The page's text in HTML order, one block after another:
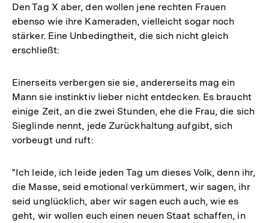
Den Tag X aber, den wollen jene rechten Frauen
ebenso wie ihre Kameraden, vielleicht sogar noch
stärker. Eine Unbedingtheit, die sich nicht gleich
erschließt:
Einerseits verbergen sie sie, andererseits mag ein
Mann sie instinktiv lieber nicht entdecken. Es braucht
einige Zeit, an die zwei Stunden, ehe die Frau, die sich
Sieglinde nennt, jede Zurückhaltung aufgibt, sich
vorbeugt und ruft:
"Ich leide, ich leide jeden Tag um dieses Volk, denn ihr,
die Masse, seid emotional verkümmert, wir sagen, ihr
seid unglücklich, aber wir sagen euch auch, wie es
geht, wir wollen euch einen neuen Staat schaffen, in